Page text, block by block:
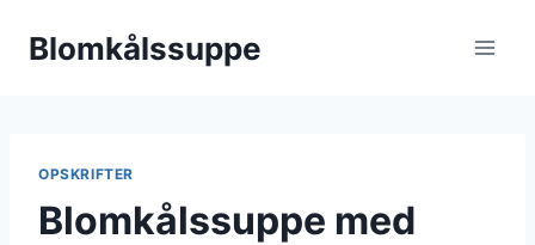
Blomkålssuppe
OPSKRIFTER
Blomkålssuppe med